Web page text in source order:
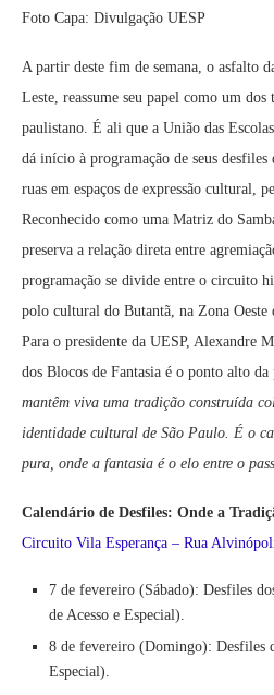
Foto Capa: Divulgação UESP
A partir deste fim de semana, o asfalto
Leste, reassume seu papel como um
paulistano. É ali que a União das
dá início à programação de seus
ruas em espaços de expressão cultural,
Reconhecido como uma Matriz do
preserva a relação direta entre
programação se divide entre o circuito
polo cultural do Butantã, na Zona Oeste
Para o presidente da UESP, Alexandre
dos Blocos de Fantasia é o ponto alto da
mantêm viva uma tradição construída
identidade cultural de São Paulo. É o
pura, onde a fantasia é o elo entre o
Calendário de Desfiles: Onde a
Circuito Vila Esperança – Rua
7 de fevereiro (Sábado): Desfiles
de Acesso e Especial).
8 de fevereiro (Domingo): Desfiles
Especial).